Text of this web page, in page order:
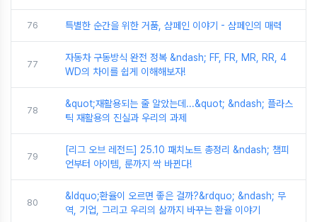
76 특별한 순간을 위한 거품, 샴페인 이야기 - 샴페인의 매력
77
자동차 구동방식 완전 정복 &ndash; FF, FR, MR, RR, 4
WD의 차이를 쉽게 이해해보자!
78
&quot;재활용되는 줄 알았는데...&quot; &ndash; 플라스
틱 재활용의 진실과 우리의 과제
79
[리그 오브 레전드] 25.10 패치노트 총정리 &ndash; 챔피
언부터 아이템, 룬까지 싹 바뀐다!
80
&ldquo;환율이 오르면 좋은 걸까?&rdquo; &ndash; 무
역, 기업, 그리고 우리의 삶까지 바꾸는 환율 이야기